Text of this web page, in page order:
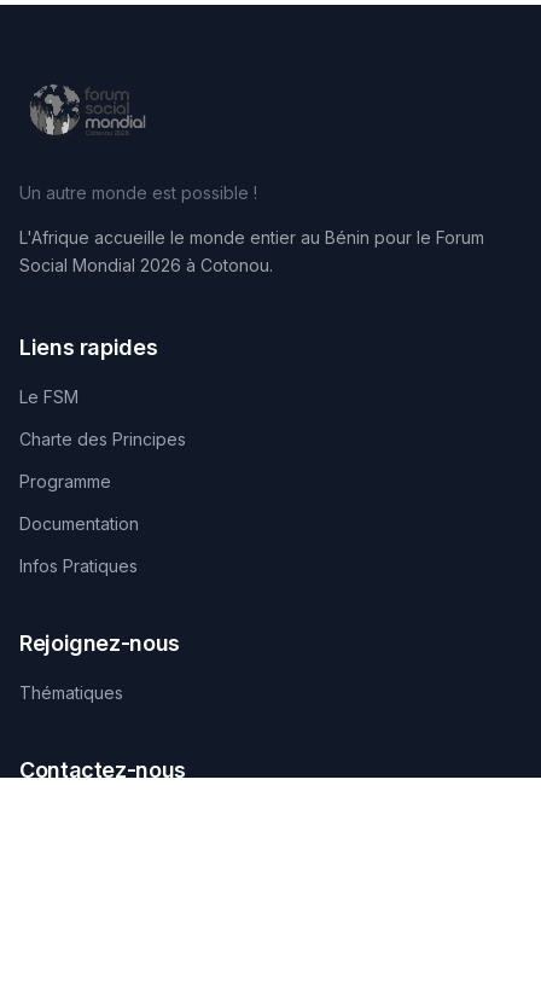
Un autre monde est possible !
L'Afrique accueille le monde entier au Bénin pour le Forum
Social Mondial 2026 à Cotonou.
Liens rapides
Le FSM
Charte des Principes
Programme
Documentation
Infos Pratiques
Rejoignez-nous
Thématiques
Contactez-nous